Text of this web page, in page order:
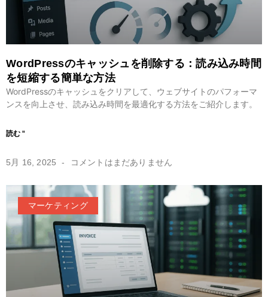
WordPressのキャッシュを削除する：読み込み時間
を短縮する簡単な方法
WordPressのキャッシュをクリアして、ウェブサイトのパフォーマ
ンスを向上させ、読み込み時間を最適化する方法をご紹介します。
読む "
5月 16, 2025 コメントはまだありません
マーケティング